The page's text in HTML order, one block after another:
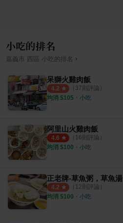
小吃的排名
嘉義市 西區 小吃 的排名 ›
呆獅火雞肉飯
4.2 （ 37則評論）
均消 $105 ・ 小吃
阿里山火雞肉飯
4.6 （ 16則評論）
均消 $100 ・ 小吃
正老牌-草魚粥，草魚湯
4.2 （ 12則評論）
均消 $100 ・ 小吃